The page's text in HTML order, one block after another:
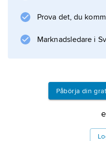
som överbefälhavare
Napoleon I
:s invasion.
Information
Prova det, du
Marknadsledare i
Påbörja din